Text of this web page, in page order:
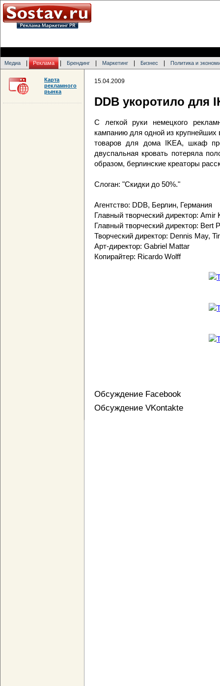
Медиа Реклама Брендинг Маркетинг Бизнес Политика и
15.04.2009
DDB укоротило для
С легкой руки немецкого
кампанию для одной из
товаров для дома IKEA, шкаф
двуспальная кровать потеряла
образом, берлинские креаторы
Слоган: "Скидки до 50%."
Агентство: DDB, Берлин, Германия
Главный творческий директор: Amir
Главный творческий директор: Bert
Творческий директор: Dennis May,
Арт-директор: Gabriel Mattar
Копирайтер: Ricardo Wolff
Обсуждение Facebook
Обсуждение VKontakte
Карта
рекламного
рынка